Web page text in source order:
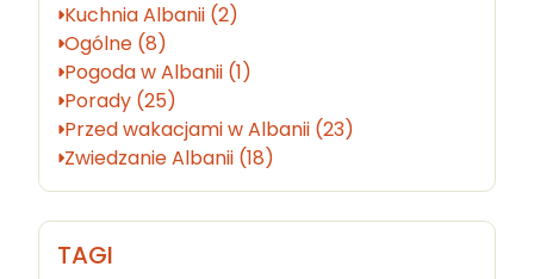
Kuchnia Albanii (2)
Ogólne (8)
Pogoda w Albanii (1)
Porady (25)
Przed wakacjami w Albanii (23)
Zwiedzanie Albanii (18)
TAGI